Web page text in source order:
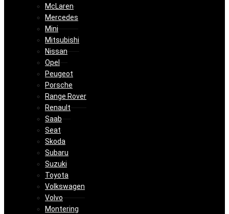
McLaren
Mercedes
Mini
Mitsubishi
Nissan
Opel
Peugeot
Porsche
Range Rover
Renault
Saab
Seat
Skoda
Subaru
Suzuki
Toyota
Volkswagen
Volvo
Montering